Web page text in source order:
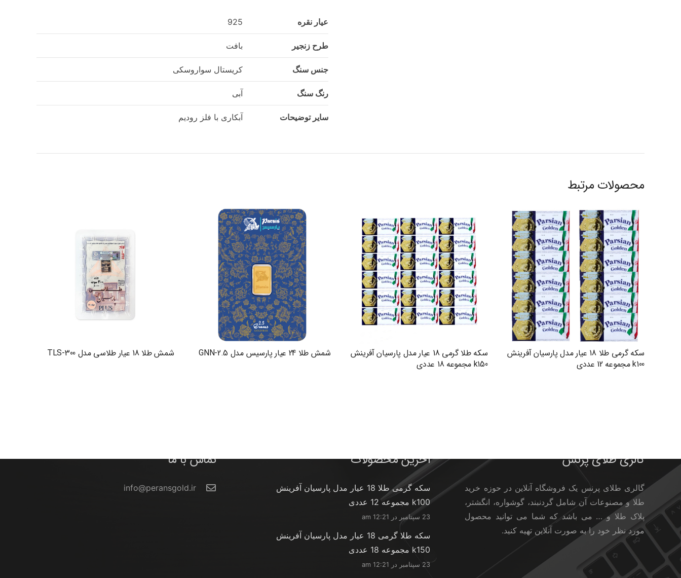
عیار نقره 925
طرح زنجیر بافت
جنس سنگ کریستال سواروسکی
رنگ سنگ آبی
سایر توضیحات آبکاری با فلز رودیم
محصولات مرتبط
سکه گرمی طلا 18 عیار مدل پارسیان آفرینش
k100 مجموعه 12 عددی
سکه طلا گرمی 18 عیار مدل پارسیان آفرینش
k150 مجموعه 18 عددی
شمش طلا 24 عیار پارسیس مدل GNN-2.5 شمش طلا 18 عیار طلاسی مدل TLS-300
گالری طلای پرنس
گالری طلای پرنس یک فروشگاه آنلاین در حوزه خرید
طلا و مصنوعات آن شامل گردنبند، گوشواره، انگشتر،
پلاک طلا و … می باشد که شما می توانید محصول
مورد نظر خود را به صورت آنلاین تهیه کنید.
آخرین محصولات
سکه گرمی طلا 18 عیار مدل پارسیان آفرینش
k100 مجموعه 12 عددی
23 سپتامبر در 12:21 am
سکه طلا گرمی 18 عیار مدل پارسیان آفرینش
k150 مجموعه 18 عددی
23 سپتامبر در 12:21 am
تماس با ما
info@peransgold.ir